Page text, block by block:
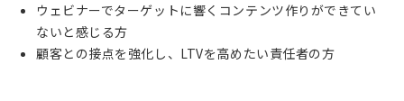
ウェビナーでターゲットに響くコンテンツ作りができてい
ないと感じる方
顧客との接点を強化し、LTVを高めたい責任者の方